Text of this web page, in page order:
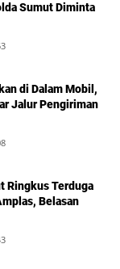
Sumut Diminta
di Dalam Mobil,
Jalur Pengiriman
Ringkus Terduga
Belasan